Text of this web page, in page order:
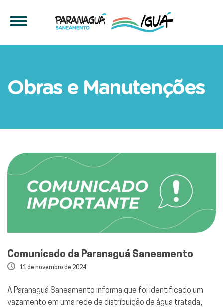
Obras e Manutenções
Comunicado da Paranaguá Saneamento
11 de novembro de 2024
A Paranaguá Saneamento informa que foi identificado um
vazamento em uma rede de distribuição de água tratada,